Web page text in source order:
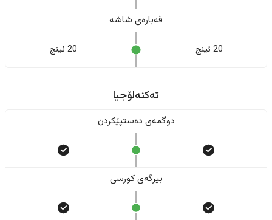
قەبارەی شاشە
20 ئینج 20 ئینج
تەکنەلۆجیا
دوگمەی دەستپێکردن
بیرگەی کورسی